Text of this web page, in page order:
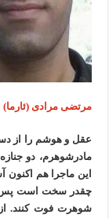
مرتضی مرادی (ئارما)
عقل و هوشم را از
مادرشوهرم، دو
این ماجرا هم
چقدر سخت است پس
شوهرت فوت کنند. از